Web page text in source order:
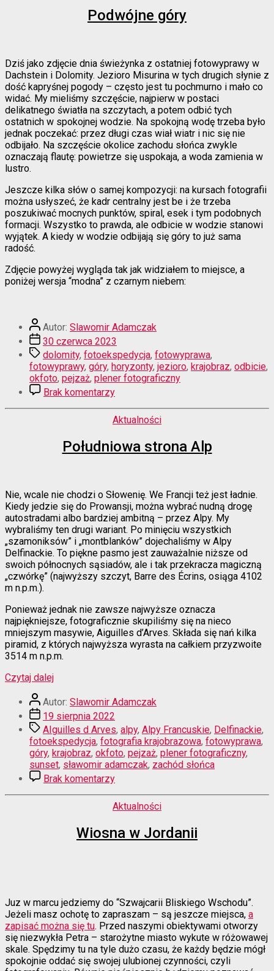
Podwójne góry
Dziś jako zdjęcie dnia świeżynka z ostatniej fotowyprawy w
Dachstein i Dolomity. Jezioro Misurina w tych drugich słynie z
dość kapryśnej pogody – często jest tu pochmurno i mało co
widać. My mieliśmy szczęście, najpierw w postaci
delikatnego światła na szczytach, a potem odbić tych
ostatnich w spokojnej wodzie. Na spokojną wodę trzeba było
jednak poczekać: przez długi czas wiał wiatr i nic się nie
odbijało. Na szczęście okolice zachodu słońca zwykle
oznaczają flautę: powietrze się uspokaja, a woda zamienia w
lustro.
Jeszcze kilka słów o samej kompozycji: na kursach fotografii
można usłyszeć, że kadr centralny jest be i że trzeba
poszukiwać mocnych punktów, spiral, esek i tym podobnych
formacji. Wszystko to prawda, ale odbicie w wodzie stanowi
wyjątek. A kiedy w wodzie odbijają się góry to już sama
radość.
Zdjęcie powyżej wygląda tak jak widziałem to miejsce, a
poniżej wersja “modna” z czarnym niebem:
Autor
wpisu
Autor: Slawomir Adamczak
Data
wpisu
30 czerwca 2023
Tagidolomity, fotoekspedycja, fotowyprawa,
fotowyprawy, góry, horyzonty, jezioro, krajobraz, odbicie,
okfoto, pejzaż, plener fotograficzny
Brak komentarzydo
Podwójne
góry
Kategorie
Aktualności
Południowa strona Alp
Nie, wcale nie chodzi o Słowenię. We Francji też jest ładnie.
Kiedy jedzie się do Prowansji, można wybrać nudną drogę
autostradami albo bardziej ambitną – przez Alpy. My
wybraliśmy ten drugi wariant. Po minięciu wszystkich
„szamoniksów” i „montblanków” dojechaliśmy w Alpy
Delfinackie. To piękne pasmo jest zauważalnie niższe od
swoich północnych sąsiadów, ale i tak przekracza magiczną
„czwórkę” (najwyższy szczyt, Barre des Écrins, osiąga 4102
m n.p.m.).
Ponieważ jednak nie zawsze najwyższe oznacza
najpiękniejsze, fotograficznie skupiliśmy się na nieco
mniejszym masywie, Aiguilles d’Arves. Składa się nań kilka
piramid, z których najwyższa wyrasta na całkiem przyzwoite
3514 m n.p.m.
Czytaj dalej“Południowa
Alp”
Autor
wpisu
Autor: Slawomir Adamczak
Data
wpisu
19 sierpnia 2022
TagiAIguilles d Arves, alpy, Alpy Francuskie, Delfinackie,
fotoekspedycja, fotografia krajobrazowa, fotowyprawa,
góry, krajobraz, okfoto, pejzaż, plener fotograficzny,
sunset, sławomir adamczak, zachód słońca
Brak komentarzydo
Południowa
strona
Alp
Kategorie
Aktualności
Wiosna w Jordanii
Juz w marcu jedziemy do “Szwajcarii Bliskiego Wschodu”.
Jeżeli masz ochotę to zapraszam – są jeszcze miejsca, a
zapisać można się tu. Przed naszymi obiektywami otworzy
się niezwykła Petra – starożytne miasto wykute w różowawej
skale. Spędzimy tu na tyle dużo czasu, że każdy będzie mógł
spokojnie oddać się swojej ulubionej czynności, czyli